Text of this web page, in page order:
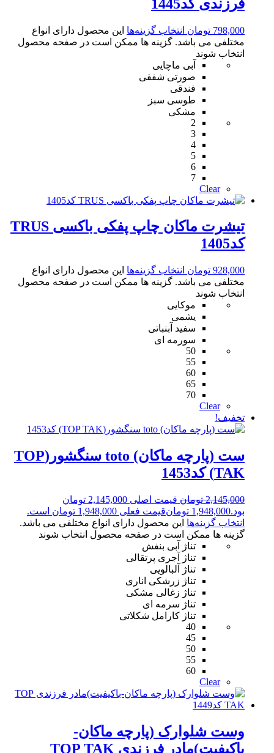
فرزندی کد1445
798,000 تومان انتخاب گزینه‌ها این محصول دارای انواع
مختلفی می باشد. گزینه ها ممکن است در صفحه محصول
انتخاب شوند
آبی ماچایی
صورتی شفقی
فندقی
طوسی سبز
مشکی
2
3
4
5
6
7
Clear
تیشرت ماکان چاپ پفکی باکسی TRUS
کد1405
928,000 تومان انتخاب گزینه‌ها این محصول دارای انواع
مختلفی می باشد. گزینه ها ممکن است در صفحه محصول
انتخاب شوند
موکایی
یشمی
سفید آبنباتی
سورمه ای
50
55
60
65
70
Clear
تخفیف!
ست (پارچه ماکان) toto سنگشور(TOP
TAK) کد1453
2,145,000 تومان
قیمت اصلی 2,145,000 تومان
بود.1,948,000 تومانقیمت فعلی 1,948,000 تومان است.
انتخاب گزینه‌ها این محصول دارای انواع مختلفی می باشد.
گزینه ها ممکن است در صفحه محصول انتخاب شوند
تناژ آبی بنفش
تناژ آجری پرتقالی
تناژ آلبالویی
تناژ زرشکی اناری
تناژ زغالی مشکی
تناژ سرمه ای
تناژ کارامل شکلاتی
40
45
50
55
60
Clear
وست شلوارک (پارچه ماکان-
باکیفیت)مادر فرزندی TOP TAK